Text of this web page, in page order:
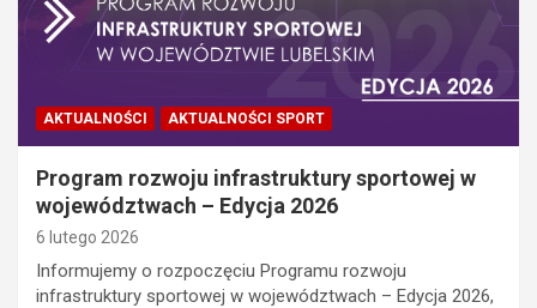
AKTUALNOŚCI AKTUALNOŚCI SPORT
Program rozwoju infrastruktury sportowej w
województwach – Edycja 2026
6 lutego 2026
Informujemy o rozpoczęciu Programu rozwoju
infrastruktury sportowej w województwach – Edycja 2026,